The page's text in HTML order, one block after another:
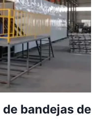
bandejas de